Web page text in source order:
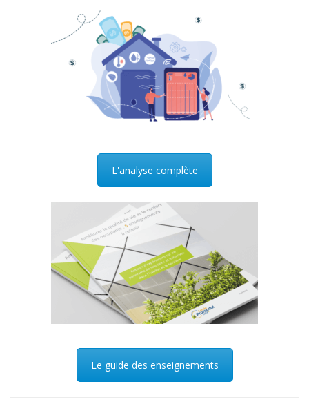
L'analyse complète
Le guide des enseignements